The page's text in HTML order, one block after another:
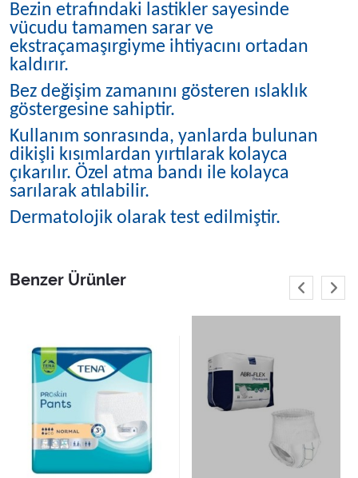
Bezin etrafındaki lastikler sayesinde
vücudu tamamen sarar ve
ekstraçamaşırgiyme ihtiyacını ortadan
kaldırır.
Bez değişim zamanını gösteren ıslaklık
göstergesine sahiptir.
Kullanım sonrasında, yanlarda bulunan
dikişli kısımlardan yırtılarak kolayca
çıkarılır. Özel atma bandı ile kolayca
sarılarak atılabilir.
Dermatolojik olarak test edilmiştir.
Benzer Ürünler